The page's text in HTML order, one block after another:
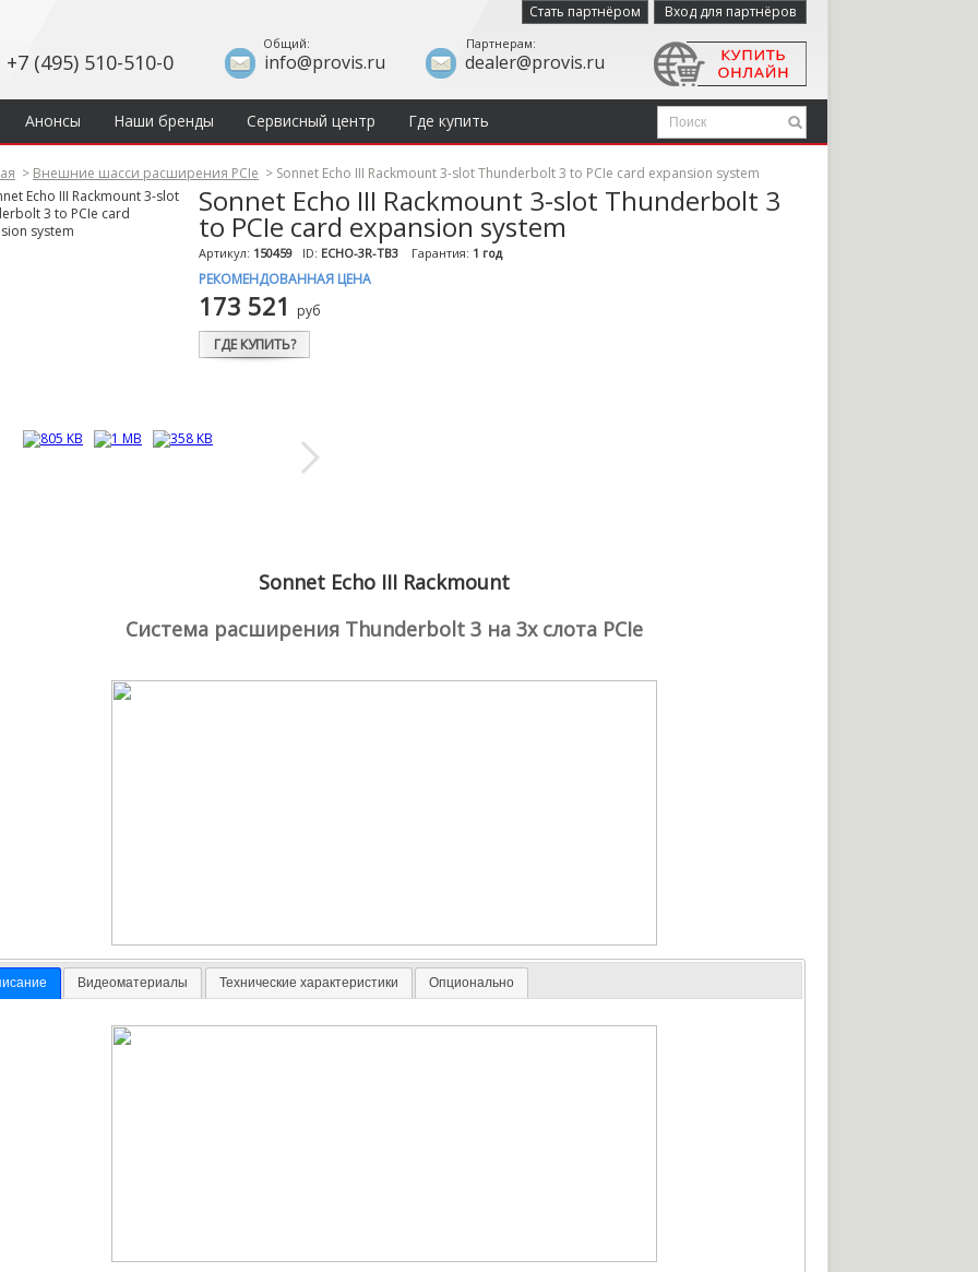
Стать партнёром Вход для партнёров
+7 (495) 510-510-0 info@provis.ru dealer@provis.ru
Общий: Партнерам:
Анонсы Наши бренды Сервисный центр Где купить
> Внешние шасси расширения PCIe > Sonnet Echo III Rackmount 3-slot Thunderbolt 3 to PCIe card expansion system
Sonnet Echo III Rackmount 3-slot Thunderbolt 3
to PCIe card expansion system
Артикул: 150459 ID: ECHO-3R-TB3 Гарантия: 1 год
РЕКОМЕНДОВАННАЯ ЦЕНА
173 521
руб
ГДЕ КУПИТЬ?
Sonnet Echo III Rackmount
Система расширения Thunderbolt 3 на 3х слота PCIe
Видеоматериалы Технические характеристики Опционально